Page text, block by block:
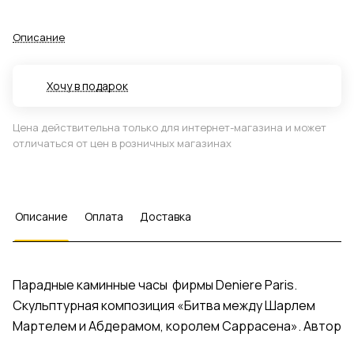
Описание
Хочу в подарок
Цена действительна только для интернет-магазина и может
отличаться от цен в розничных магазинах
Описание Оплата Доставка
Парадные каминные часы фирмы Deniere Paris.
Скульптурная композиция «Битва между Шарлем
Мартелем и Абдерамом, королем Саррасена». Автор